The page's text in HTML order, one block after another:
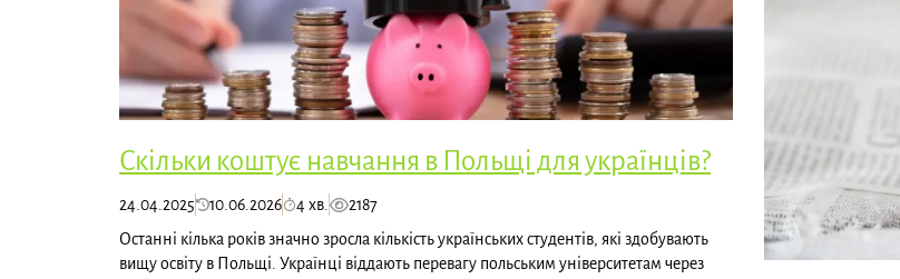
Скільки коштує навчання в Польщі для українців?
24.04.2025 10.06.2026 4 хв.
2187
Останні кілька років значно зросла кількість українських студентів, які здобувають
вищу освіту в Польщі. Українці віддають перевагу польським університетам через